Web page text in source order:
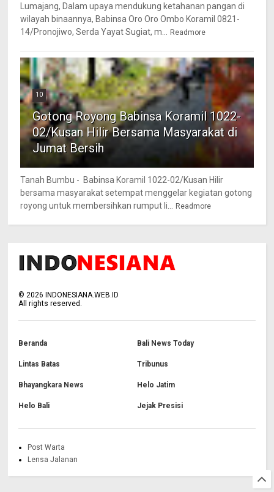
Lumajang, Dalam upaya mendukung ketahanan pangan di
wilayah binaannya, Babinsa Oro Oro Ombo Koramil 0821-
14/Pronojiwo, Serda Yayat Sugiat, m...
Readmore
10
Gotong Royong Babinsa Koramil 1022-
02/Kusan Hilir Bersama Masyarakat di
Jumat Bersih
Tanah Bumbu - Babinsa Koramil 1022-02/Kusan Hilir
bersama masyarakat setempat menggelar kegiatan gotong
royong untuk membersihkan rumput li...
Readmore
©2026 INDONESIANA.WEB.ID
All rights reserved.
Beranda Bali News Today
Lintas Batas Tribunus
Bhayangkara News Helo Jatim
Helo Bali Jejak Presisi
Post Warta
Lensa Jalanan